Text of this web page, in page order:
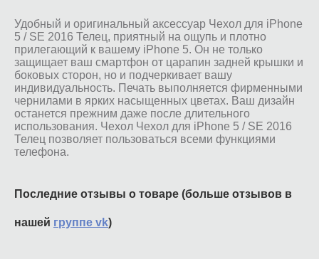
Удобный и оригинальный аксессуар Чехол для iPhone
5 / SE 2016 Телец, приятный на ощупь и плотно
прилегающий к вашему iPhone 5. Он не только
защищает ваш смартфон от царапин задней крышки и
боковых сторон, но и подчеркивает вашу
индивидуальность. Печать выполняется фирменными
чернилами в ярких насыщенных цветах. Ваш дизайн
останется прежним даже после длительного
использования. Чехол Чехол для iPhone 5 / SE 2016
Телец позволяет пользоваться всеми функциями
телефона.
Последние отзывы о товаре (больше отзывов в
нашей группе vk)